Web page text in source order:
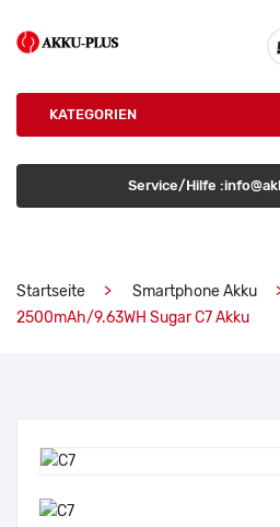
KATEGORIEN
Service/Hilfe
Startseite Smartphone Akku
2500mAh/9.63WH Sugar C7 Akku